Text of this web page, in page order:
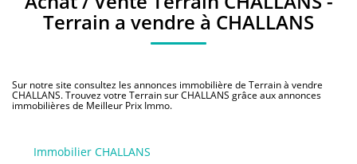
ESTIMER
BAILLEUR
Sélectionnez...
Surface min
Créer une alerte
Terrain a vendre à CHALLANS
Sur notre site consultez les annonces immobilière de Terrain à vendre
CHALLANS. Trouvez votre Terrain sur CHALLANS grâce aux annonces
immobilières de Meilleur Prix Immo.
Immobilier CHALLANS